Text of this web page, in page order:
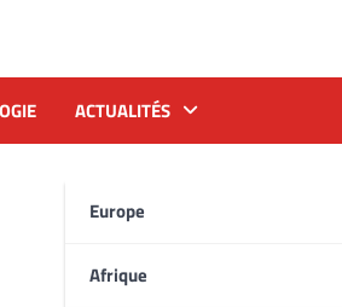
ACTUALITÉS
Europe
Afrique